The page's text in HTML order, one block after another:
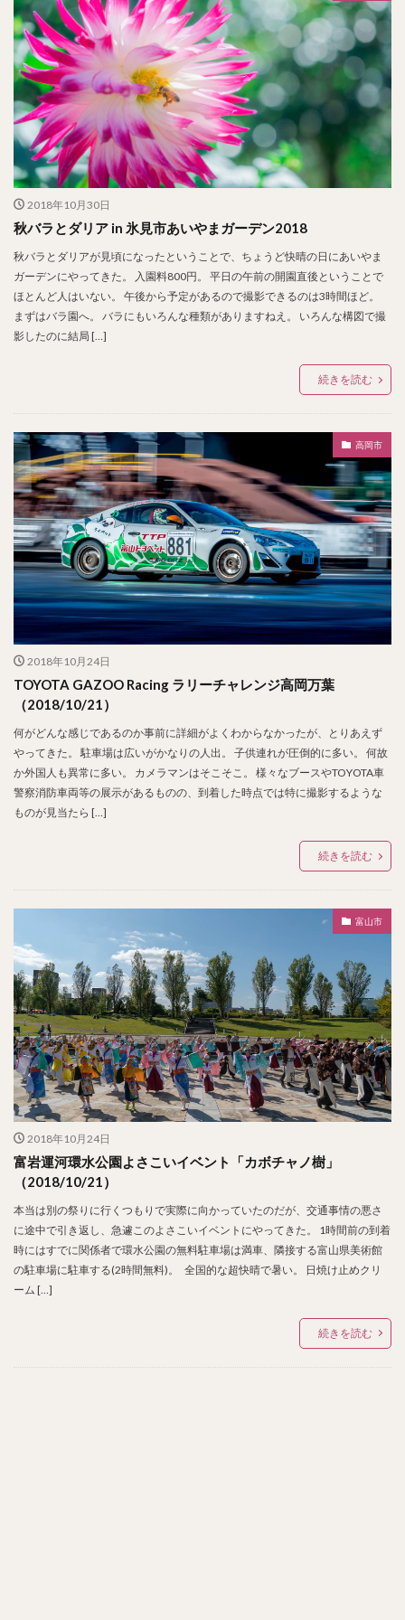
2018年10月30日
秋バラとダリア in 氷見市あいやまガーデン2018
秋バラとダリアが見頃になったということで、ちょうど快晴の日にあいやま
ガーデンにやってきた。 入園料800円。 平日の午前の開園直後ということで
ほとんど人はいない。 午後から予定があるので撮影できるのは3時間ほど。
まずはバラ園へ。 バラにもいろんな種類がありますねえ。 いろんな構図で撮
影したのに結局 […]
続きを読む
高岡市
2018年10月24日
TOYOTA GAZOO Racing ラリーチャレンジ高岡万葉
（2018/10/21）
何がどんな感じであるのか事前に詳細がよくわからなかったが、とりあえず
やってきた。 駐車場は広いがかなりの人出。 子供連れが圧倒的に多い。 何故
か外国人も異常に多い。 カメラマンはそこそこ。 様々なブースやTOYOTA車
警察消防車両等の展示があるものの、到着した時点では特に撮影するような
ものが見当たら […]
続きを読む
富山市
2018年10月24日
富岩運河環水公園よさこいイベント「カボチャノ樹」
（2018/10/21）
本当は別の祭りに行くつもりで実際に向かっていたのだが、交通事情の悪さ
に途中で引き返し、急遽このよさこいイベントにやってきた。 1時間前の到着
時にはすでに関係者で環水公園の無料駐車場は満車、隣接する富山県美術館
の駐車場に駐車する(2時間無料)。 全国的な超快晴で暑い。 日焼け止めクリ
ーム […]
続きを読む